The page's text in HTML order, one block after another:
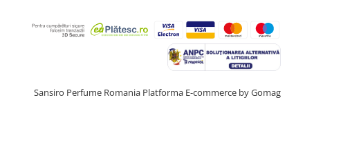
Sansiro Perfume Romania Platforma E-commerce by Gomag